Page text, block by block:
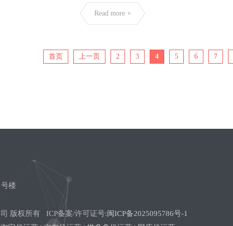
Read more +
首页 上一页 2 3 4 5 6 7
楼
版权所有 ICP备案/许可证号:闽ICP备2025095786号-1